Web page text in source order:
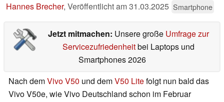
Hannes Brecher, Veröffentlicht am31.03.2025 Smartphone
Jetzt mitmachen: Unsere große Umfrage zur
Servicezufriedenheitbei Laptops und
Smartphones 2026
Nach demVivo V50 und demV50 Litefolgt nun bald das
Vivo V50e, wie Vivo Deutschland schon im Februar